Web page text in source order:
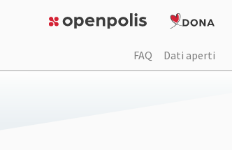
FAQ Dati aperti